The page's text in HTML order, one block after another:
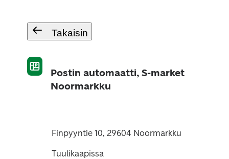
Takaisin
Postin automaatti, S-market
Noormarkku
Finpyyntie 10, 29604 Noormarkku
Tuulikaapissa